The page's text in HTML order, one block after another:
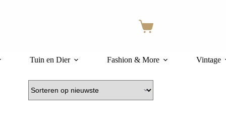
Winkelwagen
Tuin en Dier Fashion & More Vintage